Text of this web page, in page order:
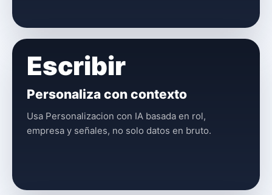
Escribir
Personaliza con contexto
Usa Personalizacion con IA basada en rol,
empresa y señales, no solo datos en bruto.